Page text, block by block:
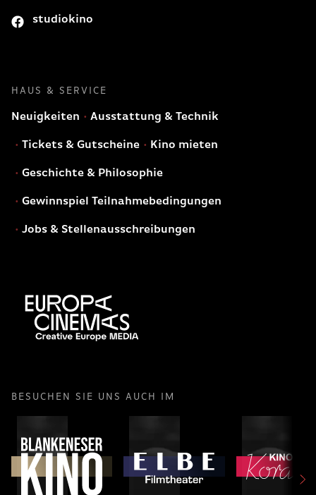
studiokino
HAUS & SERVICE
Neuigkeiten Ausstattung & Technik
Tickets & Gutscheine Kino mieten
Geschichte & Philosophie
Gewinnspiel Teilnahmebedingungen
Jobs & Stellenausschreibungen
BESUCHEN SIE UNS AUCH IM